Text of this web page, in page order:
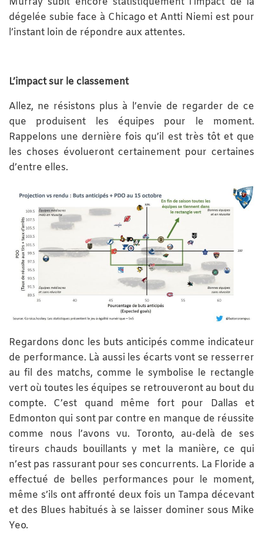
dégelée subie face à Chicago et Antti Niemi est pour
l’instant loin de répondre aux attentes.
L’impact sur le classement
Allez, ne résistons plus à l’envie de regarder de ce
que produisent les équipes pour le moment.
Rappelons une dernière fois qu’il est très tôt et que
les choses évolueront certainement pour certaines
d’entre elles.
Regardons donc les buts anticipés comme indicateur
de performance. Là aussi les écarts vont se resserrer
au fil des matchs, comme le symbolise le rectangle
vert où toutes les équipes se retrouveront au bout du
compte. C’est quand même fort pour Dallas et
Edmonton qui sont par contre en manque de réussite
comme nous l’avons vu. Toronto, au-delà de ses
tireurs chauds bouillants y met la manière, ce qui
n’est pas rassurant pour ses concurrents. La Floride a
effectué de belles performances pour le moment,
même s’ils ont affronté deux fois un Tampa décevant
et des Blues habitués à se laisser dominer sous Mike
Yeo.